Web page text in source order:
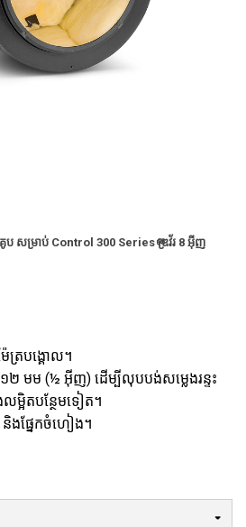
សម្រាប់ Control 300 Series ឌ្រைវ័រ 8 អ៊ីញ
ត្របង្គោល។
២ មម (½ អ៊ីញ) ដើម្បីលុបបង់សម្លេងរន្ទះ
ម្អិតបន្ថែមទៀត។
និងផ្នែកចំហៀង។